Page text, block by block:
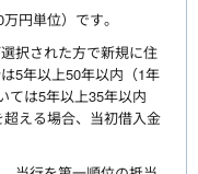
円単位）です。
択された方で新規に住
5年以上50年以内（1年
ては5年以上35年以内
超える場合、当初借入金